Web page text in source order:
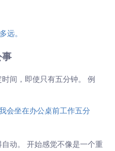
远。
事
间，即使只有五分钟。 例
会坐在办公桌前工作五分
动。 开始感觉不像是一个重